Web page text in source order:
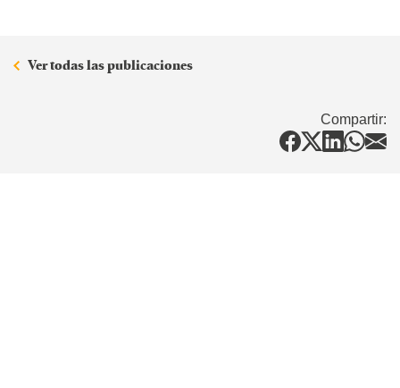
Ver todas las publicaciones
Compartir: